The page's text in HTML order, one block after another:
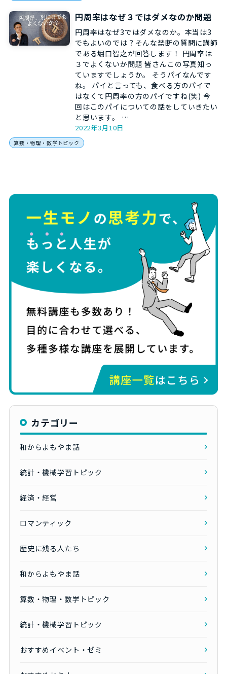
円周率はなぜ３ではダメなのか問題
円周率はなぜ3ではダメなのか。本当は3
でもよいのでは？そんな禁断の質問に講師
である堀口智之が回答します！ 円周率は
３でよくないか問題 皆さんこの写真知っ
ていますでしょうか。 そうパイなんです
ね。 パイと言っても、食べる方のパイで
はなくて円周率の方のパイですね(笑) 今
回はこのパイについての話をしていきたい
と思います。 …
2022年3月10日
算数・物理・数学トピック
カテゴリー
和からよもやま話
統計・機械学習トピック
経済・経営
ロマンティック
歴史に残る人たち
和からよもやま話
算数・物理・数学トピック
統計・機械学習トピック
おすすめイベント・ゼミ